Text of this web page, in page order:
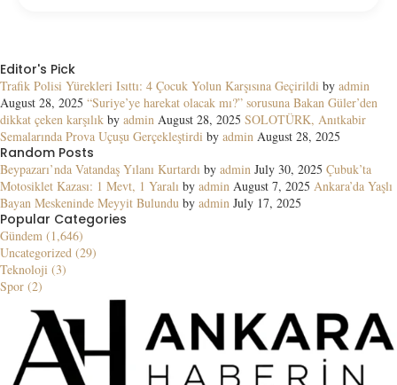
Editor's Pick
Trafik Polisi Yürekleri Isıttı: 4 Çocuk Yolun Karşısına Geçirildi by admin
August 28, 2025 “Suriye’ye harekat olacak mı?” sorusuna Bakan Güler’den
dikkat çeken karşılık by admin August 28, 2025 SOLOTÜRK, Anıtkabir
Semalarında Prova Uçuşu Gerçekleştirdi by admin August 28, 2025
Random Posts
Beypazarı’nda Vatandaş Yılanı Kurtardı by admin July 30, 2025 Çubuk’ta
Motosiklet Kazası: 1 Mevt, 1 Yaralı by admin August 7, 2025 Ankara’da Yaşlı
Bayan Meskeninde Meyyit Bulundu by admin July 17, 2025
Popular Categories
Gündem (1,646)
Uncategorized (29)
Teknoloji (3)
Spor (2)